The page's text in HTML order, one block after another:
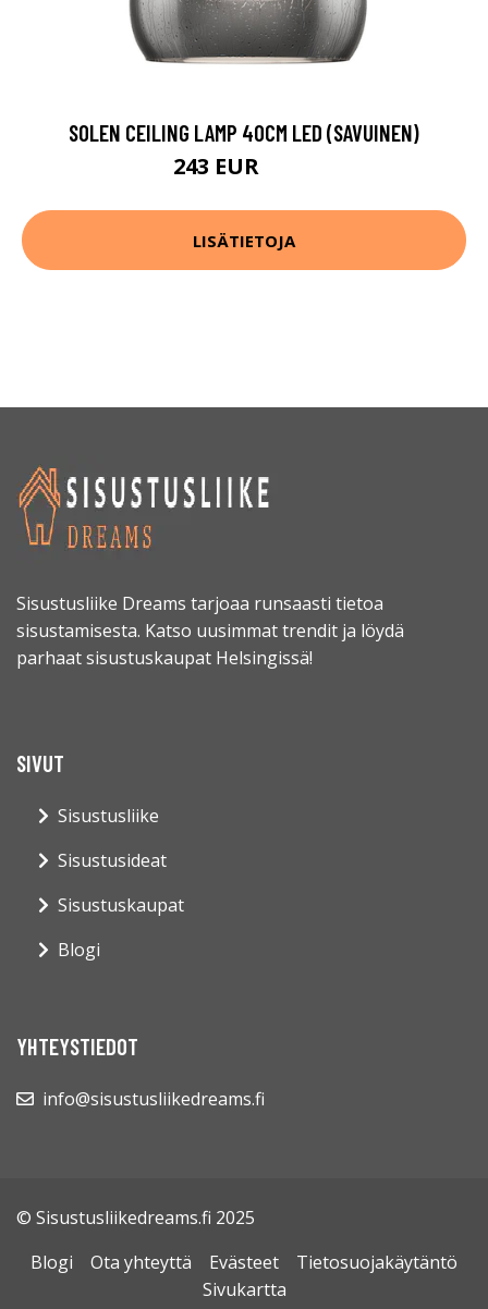
SOLEN CEILING LAMP 40CM LED (SAVUINEN)
243 EUR
LISÄTIETOJA
Sisustusliike Dreams tarjoaa runsaasti tietoa
sisustamisesta. Katso uusimmat trendit ja löydä
parhaat sisustuskaupat Helsingissä!
SIVUT
Sisustusliike
Sisustusideat
Sisustuskaupat
Blogi
YHTEYSTIEDOT
info@sisustusliikedreams.fi
© Sisustusliikedreams.fi 2025
Blogi
Ota yhteyttä Evästeet
Tietosuojakäytäntö
Sivukartta